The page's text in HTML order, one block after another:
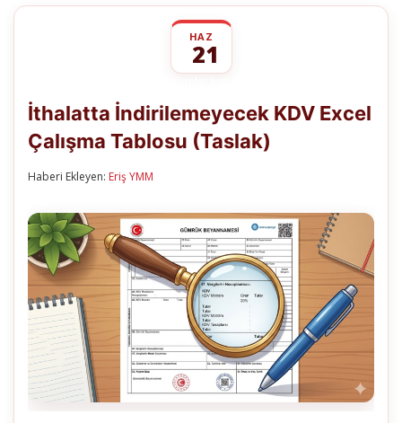
HAZ
21
KDV
Excel
Çalışma
İthalatta İndirilemeyecek KDV Excel
Çalışma Tablosu (Taslak)
Haberi Ekleyen: Eriş YMM